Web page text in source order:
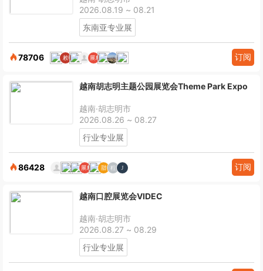
2026.08.19 ~ 08.21
东南亚专业展
78706 订阅
越南胡志明主题公园展览会Theme Park Expo
越南·胡志明市
2026.08.26 ~ 08.27
行业专业展
86428 订阅
越南口腔展览会VIDEC
越南·胡志明市
2026.08.27 ~ 08.29
行业专业展